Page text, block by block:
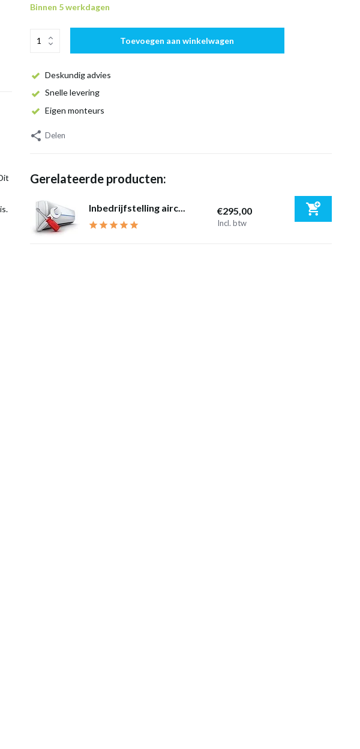
Binnen 5 werkdagen
Toevoegen aan winkelwagen
Deskundig advies
Snelle levering
Eigen monteurs
Delen
Gerelateerde producten:
Inbedrijfstelling airc... €295,00
Incl. btw